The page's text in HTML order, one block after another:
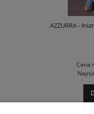
AZZURRA -
Cena